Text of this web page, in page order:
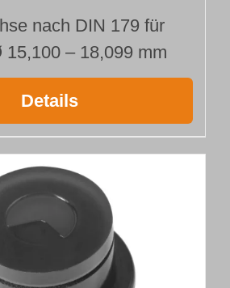
nach DIN 179 für
15,100 – 18,099 mm
Details